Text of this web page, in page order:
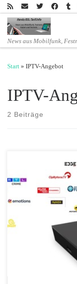
Zum Inhalt springen
News aus Mobilfunk,
Start » IPTV-Angebot
IPTV-
2 Beiträge
Aktuelle Sonderaktion:
Genrepakete:
drin-Paket“ mit den 37
neue Pakete in vier
Monate kostenlos für
Glasfaseranbieter M-
um attraktive […]